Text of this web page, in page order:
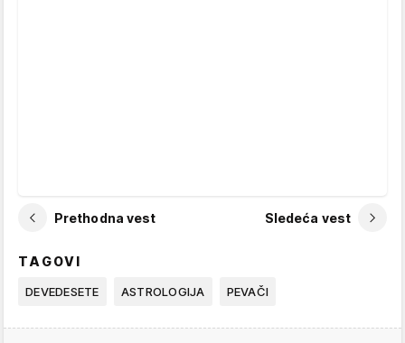
Prethodna vest Sledeća vest
TAGOVI
DEVEDESETE ASTROLOGIJA PEVAČI